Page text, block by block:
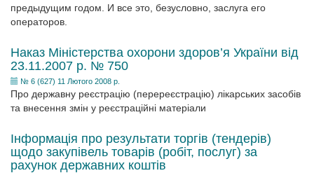
предыдущим годом. И все это, безусловно, заслуга его
операторов.
Наказ Міністерства охорони здоров’я України від
23.11.2007 р. № 750
№ 6 (627) 11 Лютого 2008 р.
Про державну реєстрацію (перереєстрацію) лікарських засобів
та внесення змін у реєстраційні матеріали
Інформація про результати торгів (тендерів)
щодо закупівель товарів (робіт, послуг) за
рахунок державних коштів